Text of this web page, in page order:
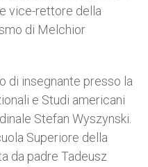
vice-rettore della
di Melchior
di insegnante presso la
e Studi americani
Stefan Wyszynski.
Superiore della
da padre Tadeusz